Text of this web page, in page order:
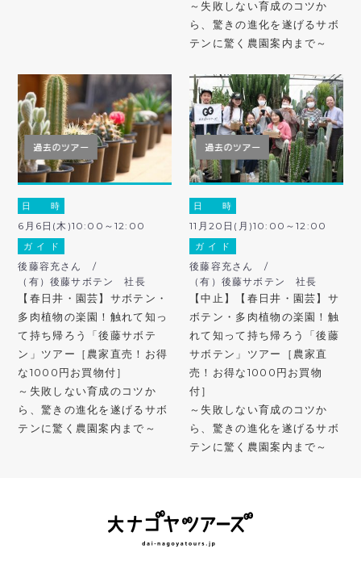
～失敗しない育成のコツか
ら、驚きの進化を遂げるサボ
テンに驚く農園案内まで～
日 時
6月6日(木)10:00～12:00
ガ イ ド
後藤容充さん /
（有）後藤サボテン 社長
【春日井・園芸】サボテン・
多肉植物の楽園！触れて知っ
て持ち帰ろう「後藤サボテ
ン」ツアー［農家直売！お得
な1000円お買物付］
～失敗しない育成のコツか
ら、驚きの進化を遂げるサボ
テンに驚く農園案内まで～
日 時
11月20日(月)10:00～12:00
ガ イ ド
後藤容充さん /
（有）後藤サボテン 社長
【中止】【春日井・園芸】サ
ボテン・多肉植物の楽園！触
れて知って持ち帰ろう「後藤
サボテン」ツアー［農家直
売！お得な1000円お買物
付］
～失敗しない育成のコツか
ら、驚きの進化を遂げるサボ
テンに驚く農園案内まで～